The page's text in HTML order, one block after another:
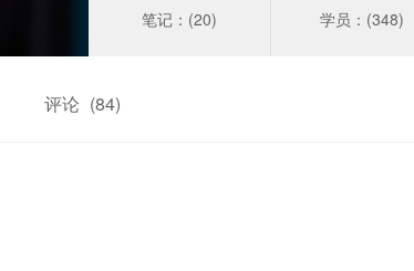
笔记：(20) 学员：(348)
评论 (84)